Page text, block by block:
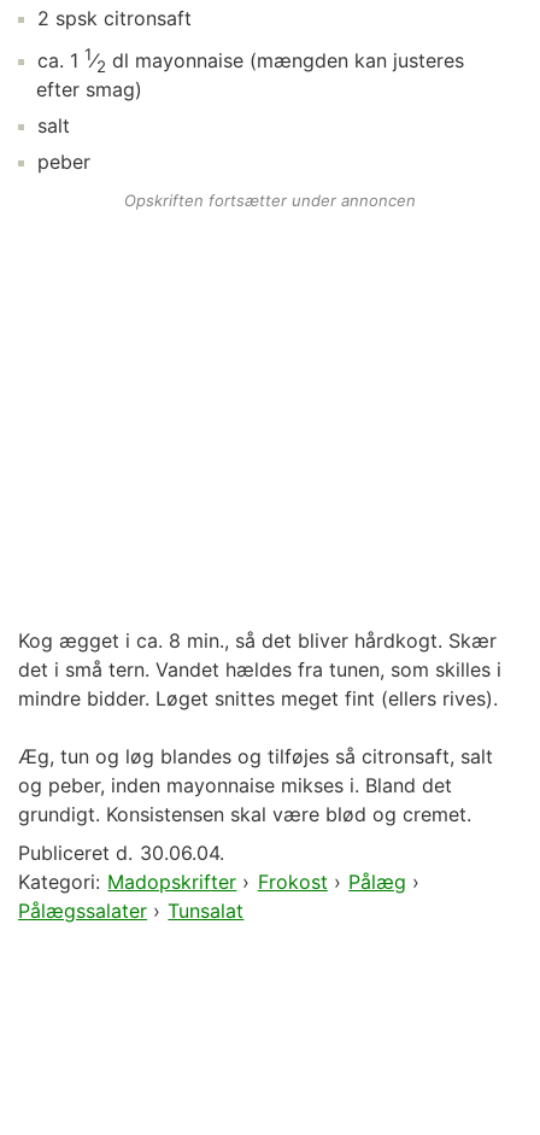
2 spsk citronsaft
ca. 1 1⁄2 dl mayonnaise (mængden kan justeres
efter smag)
salt
peber
Opskriften fortsætter under annoncen
Kog ægget i ca. 8 min., så det bliver hårdkogt. Skær
det i små tern. Vandet hældes fra tunen, som skilles i
mindre bidder. Løget snittes meget fint (ellers rives).
Æg, tun og løg blandes og tilføjes så citronsaft, salt
og peber, inden mayonnaise mikses i. Bland det
grundigt. Konsistensen skal være blød og cremet.
Publiceret d. 30.06.04.
Kategori: Madopskrifter › Frokost › Pålæg ›
Pålægssalater › Tunsalat